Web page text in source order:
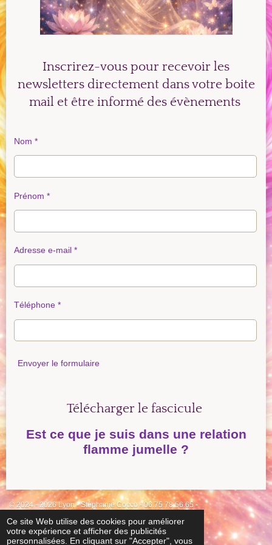
Ce site Web utilise des cookies pour améliorer
votre expérience et afficher des publicités
personnalisées. En cliquant sur "Accepter", vous
Inscrirez-vous pour recevoir les
newsletters directement dans votre boite
mail et être informé des évènements
Nom *
Prénom *
Adresse e-mail *
Téléphone *
Envoyer le formulaire
Télécharger le fascicule
Est ce que je suis dans une relation
flamme jumelle ?
© 2024 - 2026 Lyon - Stéphanie Cocco - 06.75.78.56.65 -
stephanie.cocco69@gmail.com
Propulsé parWebador